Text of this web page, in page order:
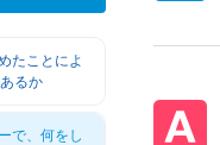
たことによ
るか
で、何をし